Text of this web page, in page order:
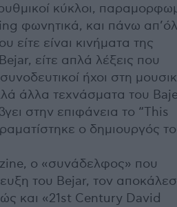
κύκλοι,
φωνητικά, και πάνω
είτε είναι κινήματα της
είτε απλά λέξεις που
ήχοι στη
άλλα τεχνάσματα του
στην επιφάνεια το “This
ο δημιουργός
ο «συνάδελφος» που
του Bejar, τον
και «21st Century David